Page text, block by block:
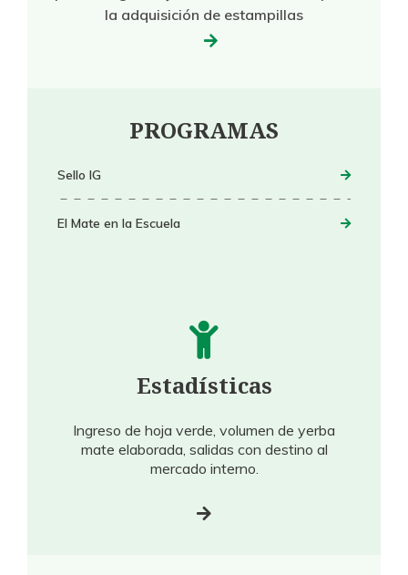
la adquisición de estampillas
PROGRAMAS
Sello IG
El Mate en la Escuela
Estadísticas
Ingreso de hoja verde, volumen de yerba
mate elaborada, salidas con destino al
mercado interno.